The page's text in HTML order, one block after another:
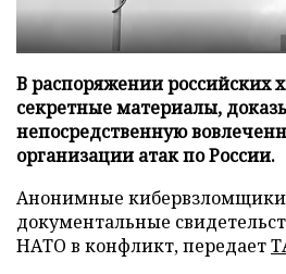
В распоряжении российских
секретные материалы,
непосредственную
организации атак по России.
Анонимные кибервзломщики
документальные
НАТО в конфликт, передает